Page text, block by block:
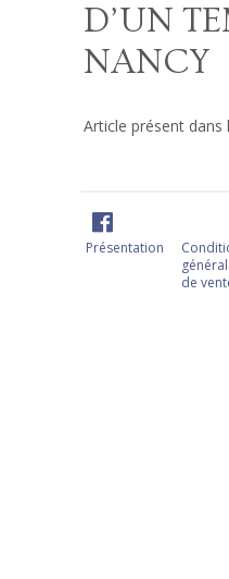
D’UN
NANCY
Article présent dans
Présentation
de